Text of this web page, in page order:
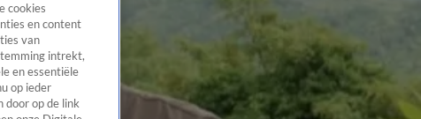
cookies
en content
van
intrekt,
en essentiële
op ieder
door op de link